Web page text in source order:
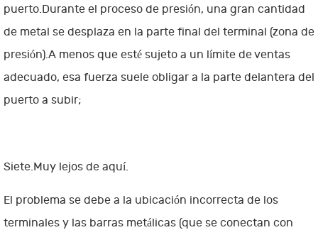
puerto.Durante el proceso de presión, una gran cantidad
de metal se desplaza en la parte final del terminal (zona de
presión).A menos que esté sujeto a un límite de ventas
adecuado, esa fuerza suele obligar a la parte delantera del
puerto a subir;
Siete.Muy lejos de aquí.
El problema se debe a la ubicación incorrecta de los
terminales y las barras metálicas (que se conectan con